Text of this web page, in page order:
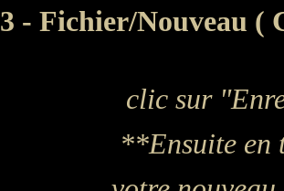
3 - Fichier/Nouveau (
clic sur
**Ensuite en